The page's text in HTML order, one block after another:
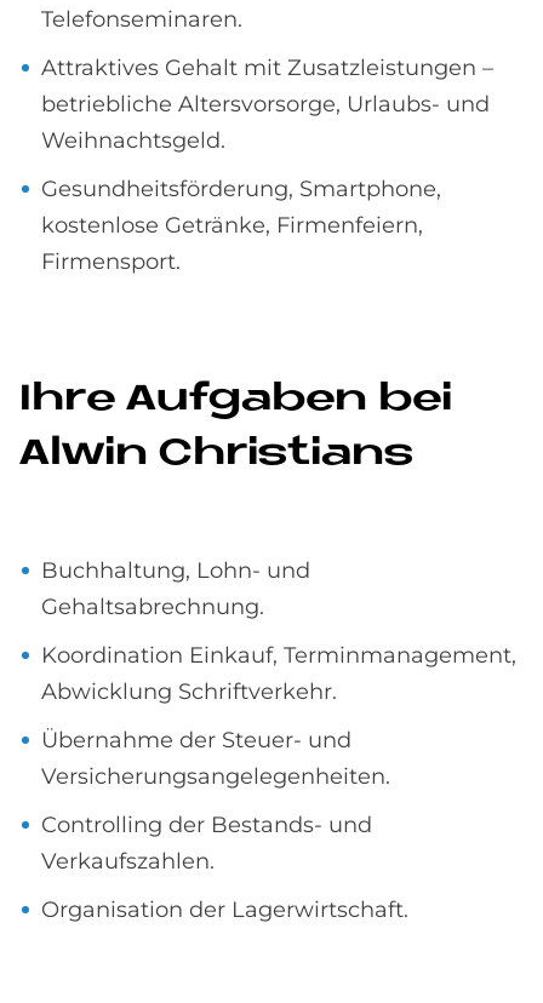
Telefonseminaren.
Attraktives Gehalt mit Zusatzleistungen –
betriebliche Altersvorsorge, Urlaubs- und
Weihnachtsgeld.
Gesundheitsförderung, Smartphone,
kostenlose Getränke, Firmenfeiern,
Firmensport.
Ihre Auf­ga­ben bei
Al­win Chri­stians
Buchhaltung, Lohn- und
Gehaltsabrechnung.
Koordination Einkauf, Terminmanagement,
Abwicklung Schriftverkehr.
Übernahme der Steuer- und
Versicherungsangelegenheiten.
Controlling der Bestands- und
Verkaufszahlen.
Organisation der Lagerwirtschaft.